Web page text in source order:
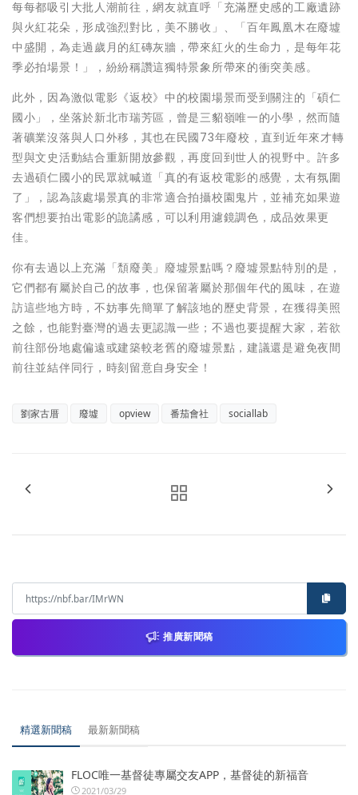
每每都吸引大批人潮前往，網友就直呼「充滿歷史感的工廠遺跡
與火紅花朵，形成強烈對比，美不勝收」、「百年鳳凰木在廢墟
中盛開，為走過歲月的紅磚灰牆，帶來紅火的生命力，是每年花
季必拍場景！」，紛紛稱讚這獨特景象所帶來的衝突美感。
此外，因為激似電影《返校》中的校園場景而受到關注的「碩仁
國小」，坐落於新北市瑞芳區，曾是三貂嶺唯一的小學，然而隨
著礦業沒落與人口外移，其也在民國73年廢校，直到近年來才轉
型與文史活動結合重新開放參觀，再度回到世人的視野中。許多
去過碩仁國小的民眾就喊道「真的有返校電影的感覺，太有氛圍
了」，認為該處場景真的非常適合拍攝校園鬼片，並補充如果遊
客們想要拍出電影的詭譎感，可以利用濾鏡調色，成品效果更
佳。
你有去過以上充滿「頹廢美」廢墟景點嗎？廢墟景點特別的是，
它們都有屬於自己的故事，也保留著屬於那個年代的風味，在遊
訪這些地方時，不妨事先簡單了解該地的歷史背景，在獲得美照
之餘，也能對臺灣的過去更認識一些；不過也要提醒大家，若欲
前往部份地處偏遠或建築較老舊的廢墟景點，建議還是避免夜間
前往並結伴同行，時刻留意自身安全！
劉家古厝 廢墟 opview 番茄會社 sociallab
推廣新聞稿
精選新聞稿 最新新聞稿
FLOC唯一基督徒專屬交友APP，基督徒的新福音
2021/03/29